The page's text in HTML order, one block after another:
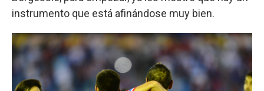
instrumento que está afinándose muy bien.